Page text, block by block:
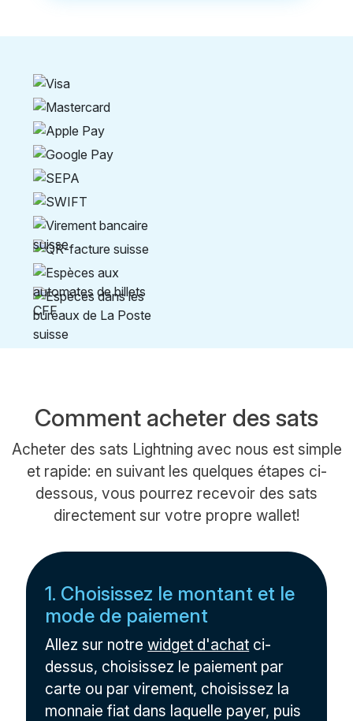
Comment acheter des sats
Acheter des sats Lightning avec nous est simple
et rapide: en suivant les quelques étapes ci-
dessous, vous pourrez recevoir des sats
directement sur votre propre wallet!
1. Choisissez le montant et le
mode de paiement
Allez sur notrewidget d'achat ci-
dessus, choisissez le paiement par
carte ou par virement, choisissez la
monnaie fiat dans laquelle payer, puis